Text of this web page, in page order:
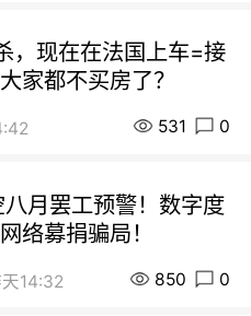
，现在在法国上车=接
家都不买房了？
531 0
月罢工预警！数字度
络募捐骗局！
天14:32 850 0